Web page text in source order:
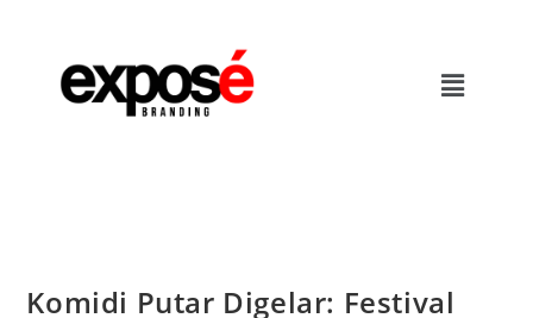
Komidi Putar Digelar: Festival